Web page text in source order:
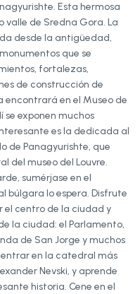
Esta hermosa
de Sredna Gora. La
desde la antigüedad,
que se
fortalezas,
de construcción de
encontrará en el Museo de
se exponen muchos
es la dedicada al
de Panagyurishte, que
del museo del Louvre.
sumérjase en el
búlgara lo espera. Disfrute
el centro de la ciudad y
la ciudad: el Parlamento,
de San Jorge y muchos
en la catedral más
Nevski, y aprende
historia. Cene en el